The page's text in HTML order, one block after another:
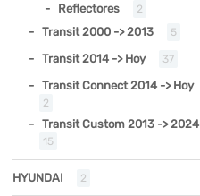
Reflectores 2
Transit 2000 -> 2013 5
Transit 2014 -> Hoy 37
Transit Connect 2014 -> Hoy
2
Transit Custom 2013 -> 2024
15
HYUNDAI 2